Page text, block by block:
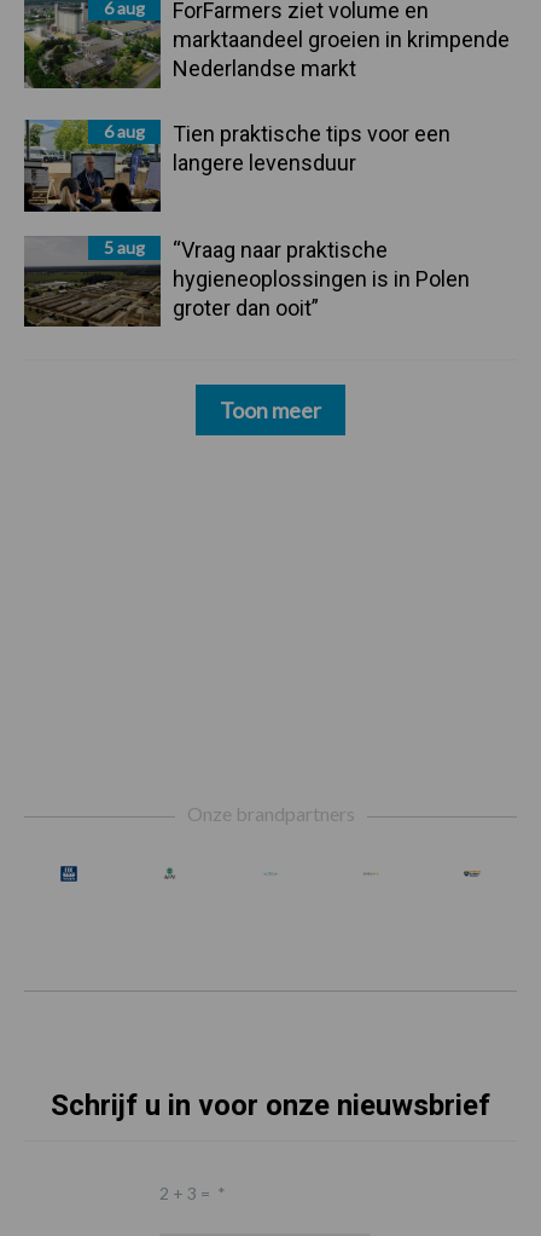
6 aug
ForFarmers ziet volume en
marktaandeel groeien in krimpende
Nederlandse markt
6 aug
Tien praktische tips voor een
langere levensduur
5 aug
“Vraag naar praktische
hygieneoplossingen is in Polen
groter dan ooit”
Toon meer
Onze brandpartners
Schrijf u in voor onze nieuwsbrief
2 + 3 = *